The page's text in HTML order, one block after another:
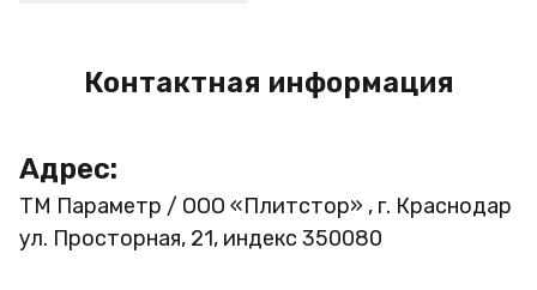
Контактная информация
Адрес:
ТМ Параметр / ООО «Плитстор» , г. Краснодар
ул. Просторная, 21, индекс 350080